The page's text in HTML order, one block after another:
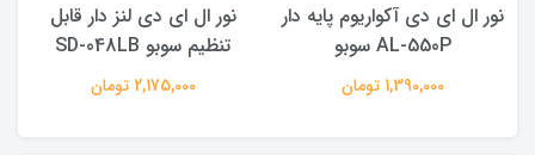
نور ال ای دی آکواریوم پایه دار
AL-550P سوبو
1,390,000 تومان
نور ال ای دی لنز دار قابل
تنظیم سوبو SD-048LB
2,175,000 تومان